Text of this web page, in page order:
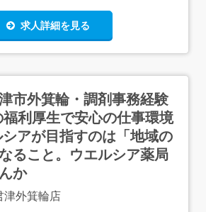
求人詳細を見る
市外箕輪・調剤事務経験
利厚生で安心の仕事環境
アが目指すのは「地域の
ること。ウエルシア薬局
か
津外箕輪店